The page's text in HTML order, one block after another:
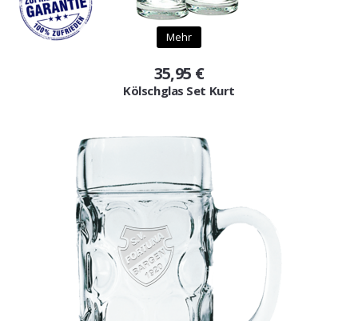
Mehr
35,95 €
Kölschglas Set Kurt